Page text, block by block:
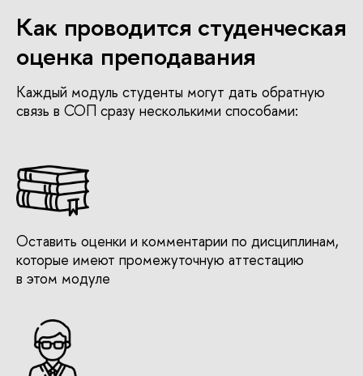
Как проводится студенческая
оценка преподавания
Каждый модуль студенты могут дать обратную
связь в СОП сразу несколькими способами:
Оставить оценки и комментарии по дисциплинам,
которые имеют промежуточную аттестацию
в этом модуле